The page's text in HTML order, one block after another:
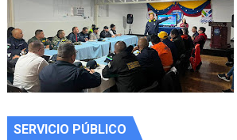
SERVICIO PÚBLICO